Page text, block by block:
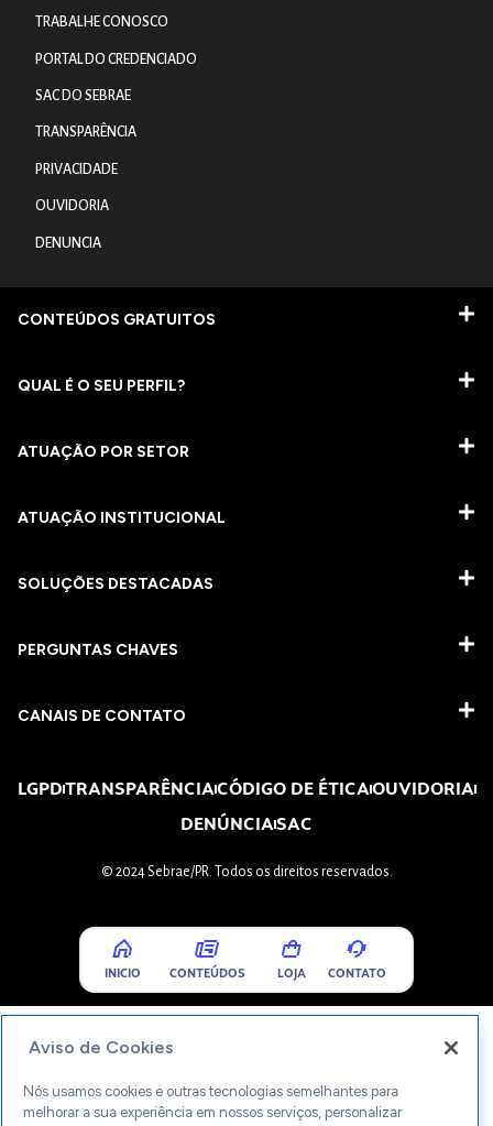
TRABALHE CONOSCO
PORTAL DO CREDENCIADO
SAC DO SEBRAE
TRANSPARÊNCIA
PRIVACIDADE
OUVIDORIA
DENUNCIA
CONTEÚDOS GRATUITOS
QUAL É O SEU PERFIL?
ATUAÇÃO POR SETOR
ATUAÇÃO INSTITUCIONAL
SOLUÇÕES DESTACADAS
PERGUNTAS CHAVES​
CANAIS DE CONTATO
LGPDTRANSPARÊNCIACÓDIGO DE ÉTICAOUVIDORIA
DENÚNCIASAC
© 2024 Sebrae/PR. Todos os direitos reservados.
INICIO CONTEÚDOS LOJA CONTATO
Aviso de Cookies
Nós usamos cookies e outras tecnologias semelhantes para
melhorar a sua experiência em nossos serviços, personalizar